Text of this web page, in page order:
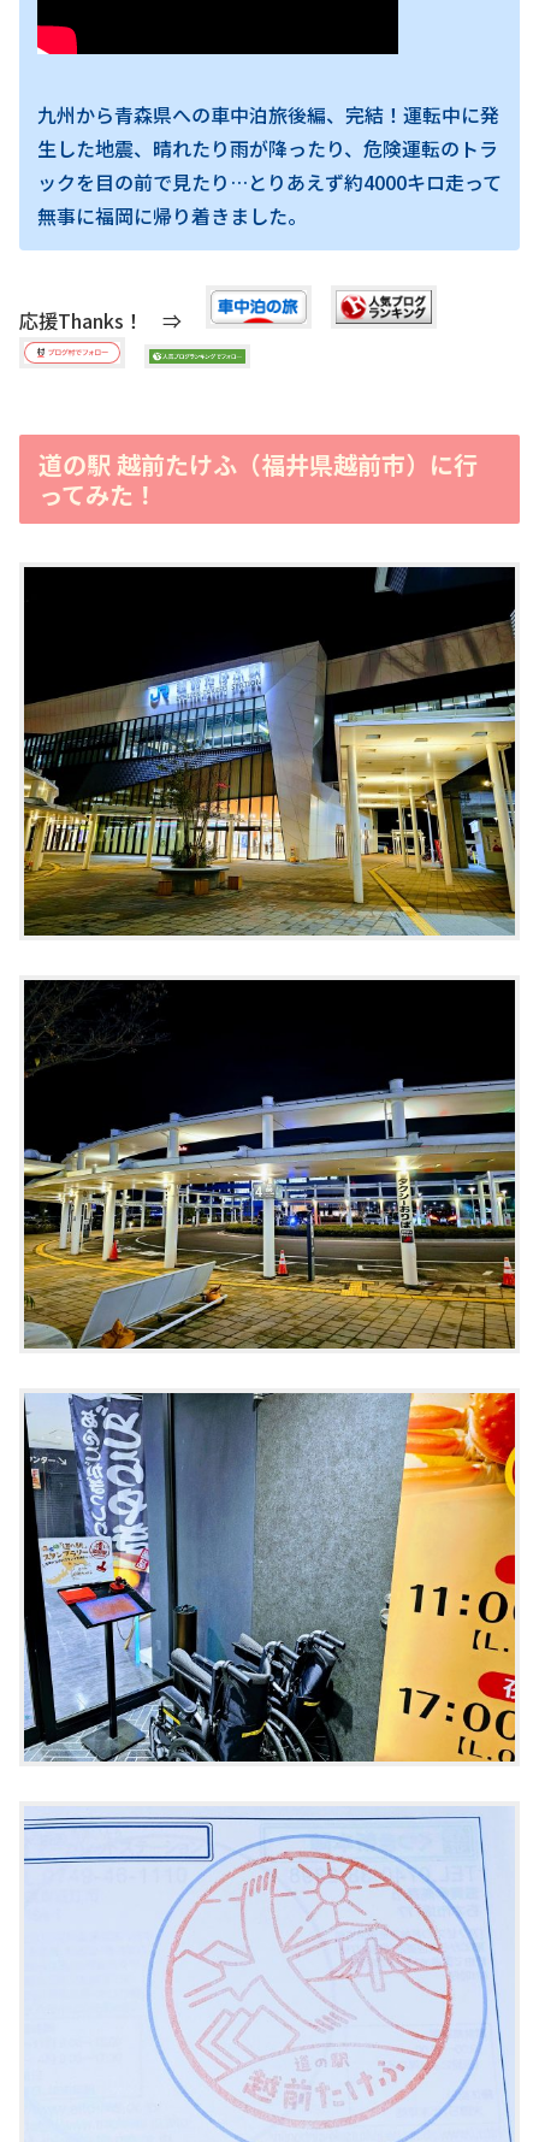
九州から青森県への車中泊旅後編、完結！運転中に発
生した地震、晴れたり雨が降ったり、危険運転のトラ
ックを目の前で見たり…とりあえず約4000キロ走って
無事に福岡に帰り着きました。
応援Thanks！ ⇒
道の駅 越前たけふ（福井県越前市）に行
ってみた！